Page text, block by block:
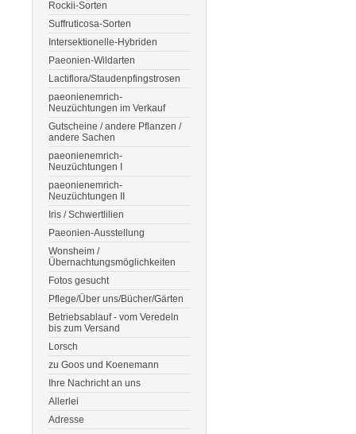
Rockii-Sorten
Suffruticosa-Sorten
Intersektionelle-Hybriden
Paeonien-Wildarten
Lactiflora/Staudenpfingstrosen
paeonienemrich-
Neuzüchtungen im Verkauf
Gutscheine / andere Pflanzen /
andere Sachen
paeonienemrich-
Neuzüchtungen I
paeonienemrich-
Neuzüchtungen II
Iris / Schwertlilien
Paeonien-Ausstellung
Wonsheim /
Übernachtungsmöglichkeiten
Fotos gesucht
Pflege/Über uns/Bücher/Gärten
Betriebsablauf - vom Veredeln
bis zum Versand
Lorsch
zu Goos und Koenemann
Ihre Nachricht an uns
Allerlei
Adresse